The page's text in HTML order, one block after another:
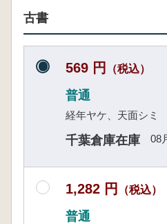
古書
569 円 （税込）
普通
経年ヤケ、天面シミ
千葉倉庫在庫 08
1,282 円 （税込）
普通